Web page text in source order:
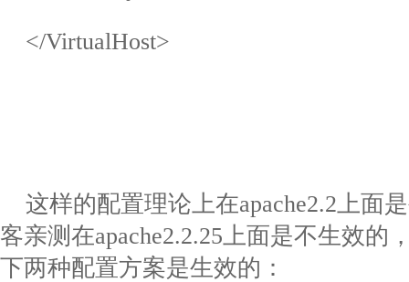
</VirtualHost>
这样的配置理论上在apache2.2上面
客亲测在apache2.2.25上面是不生效的
下两种配置方案是生效的：